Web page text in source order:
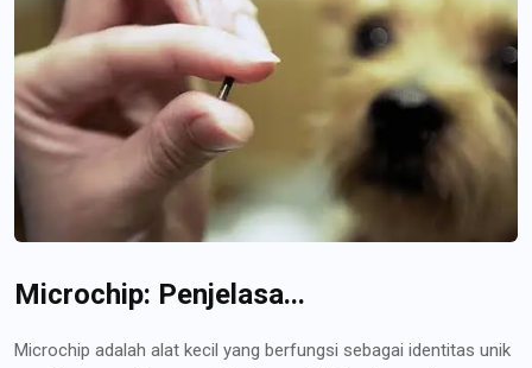
Microchip: Penjelasa...
Microchip adalah alat kecil yang berfungsi sebagai identitas unik